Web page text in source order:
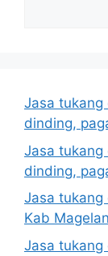
Jasa tukang
dinding,
Jasa tukang
dinding,
Jasa tukang
Kab
Jasa tukang